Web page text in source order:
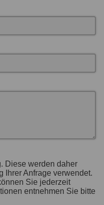
Diese werden daher
Ihrer Anfrage verwendet.
Sie jederzeit
entnehmen Sie bitte